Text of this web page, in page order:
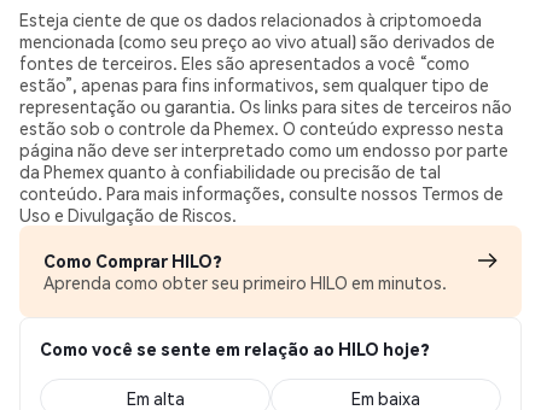
Esteja ciente de que os dados relacionados à criptomoeda
mencionada (como seu preço ao vivo atual) são derivados de
fontes de terceiros. Eles são apresentados a você “como
estão”, apenas para fins informativos, sem qualquer tipo de
representação ou garantia. Os links para sites de terceiros não
estão sob o controle da Phemex. O conteúdo expresso nesta
página não deve ser interpretado como um endosso por parte
da Phemex quanto à confiabilidade ou precisão de tal
conteúdo. Para mais informações, consulte nossos Termos de
Uso e Divulgação de Riscos.
Como Comprar HILO?
Aprenda como obter seu primeiro HILO em minutos.
Como você se sente em relação ao HILO hoje?
Em alta Em baixa